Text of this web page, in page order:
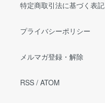
特定商取引法に基づく表記
プライバシーポリシー
メルマガ登録・解除
RSS / ATOM